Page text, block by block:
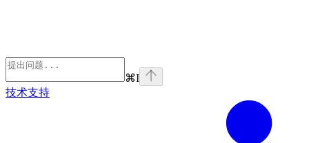
⌘I
技术支持